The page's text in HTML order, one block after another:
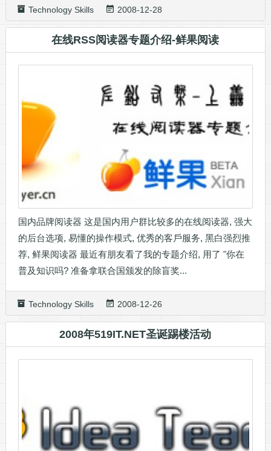
Technology Skills 2008-12-28
在线RSS阅读器专题介绍-鲜果阅读
国内品牌阅读器 这是国内用户群比较多的在线阅读器, 强大
的后台选项, 易懂的操作模式, 优秀的客戶服务, 黑白强烈推
荐, 鲜果阅读器 最近有朋友看了我的专题介绍, 用了 "你在
普及知识吗? 准备拿联合国颁发的除盲奖...
Technology Skills 2008-12-26
2008年519IT.NET圣诞踢楼活动